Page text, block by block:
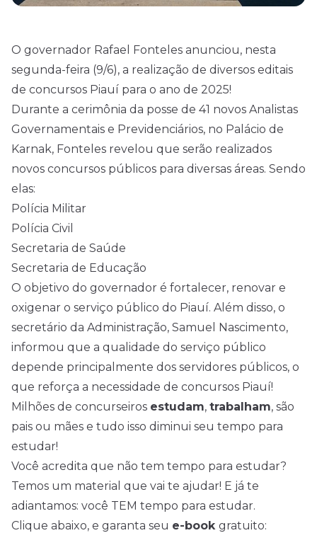
O governador Rafael Fonteles anunciou, nesta
segunda-feira (9/6), a realização de diversos editais
de concursos Piauí para o ano de 2025!
Durante a cerimônia da posse de 41 novos Analistas
Governamentais e Previdenciários, no Palácio de
Karnak, Fonteles revelou que serão realizados
novos concursos públicos para diversas áreas. Sendo
elas:
Polícia Militar
Polícia Civil
Secretaria de Saúde
Secretaria de Educação
O objetivo do governador é fortalecer, renovar e
oxigenar o serviço público do Piauí. Além disso, o
secretário da Administração, Samuel Nascimento,
informou que a qualidade do serviço público
depende principalmente dos servidores públicos, o
que reforça a necessidade de concursos Piauí!
Milhões de concurseiros estudam, trabalham, são
pais ou mães e tudo isso diminui seu tempo para
estudar!
Você acredita que não tem tempo para estudar?
Temos um material que vai te ajudar! E já te
adiantamos: você TEM tempo para estudar.
Clique abaixo, e garanta seu e-book gratuito: